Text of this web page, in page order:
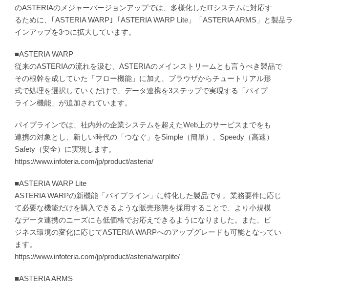
のASTERIAのメジャーバージョンアップでは、多様化したITシステムに対応す
るために、｢ASTERIA WARP｣「ASTERIA WARP Lite」「ASTERIA ARMS」と製品ラ
インアップを3つに拡大しています。
■ASTERIA WARP
従来のASTERIAの流れを汲む、ASTERIAのメインストリームとも言うべき製品で
その根幹を成していた「フロー機能」に加え、ブラウザからチュートリアル形
式で処理を選択していくだけで、データ連携を3ステップで実現する「パイプ
ライン機能」が追加されています。
パイプラインでは、社内外の企業システムを超えたWeb上のサービスまでをも
連携の対象とし、新しい時代の「つなぐ」をSimple（簡単）、Speedy（高速）
Safety（安全）に実現します。
https://www.infoteria.com/jp/product/asteria/
■ASTERIA WARP Lite
ASTERIA WARPの新機能「パイプライン」に特化した製品です。業務要件に応じ
て必要な機能だけを購入できるような販売形態を採用することで、より小規模
なデータ連携のニーズにも低価格でお応えできるようになりました。また、ビ
ジネス環境の変化に応じてASTERIA WARPへのアップグレードも可能となってい
ます。
https://www.infoteria.com/jp/product/asteria/warplite/
■ASTERIA ARMS